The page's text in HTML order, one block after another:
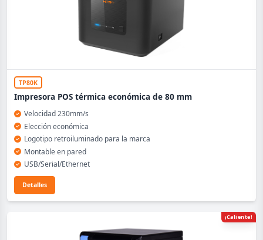
TP80K
Impresora POS térmica económica de 80 mm
Velocidad 230mm/s
Elección económica
Logotipo retroiluminado para la marca
Montable en pared
USB/Serial/Ethernet
Detalles
¡Caliente!